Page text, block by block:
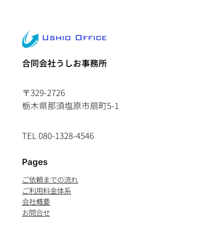
合同会社うしお事務所
〒329-2726
栃木県那須塩原市扇町5-1
TEL 080-1328-4546
Pages
ご依頼までの流れ
ご利用料金体系
会社概要
お問合せ